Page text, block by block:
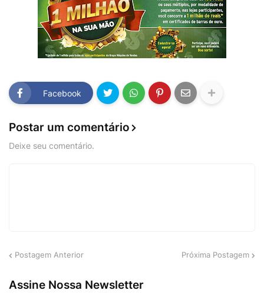
Facebook
Postar um comentário
Deixe seu comentário.
Postagem Anterior Próxima Postagem
Assine Nossa Newsletter